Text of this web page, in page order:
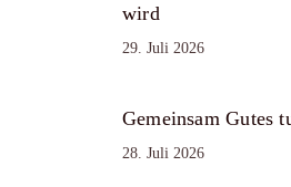
wird
29. Juli 2026
Gemeinsam Gutes
28. Juli 2026